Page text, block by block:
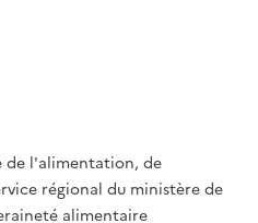
de l'alimentation, de
régional du ministère de
alimentaire